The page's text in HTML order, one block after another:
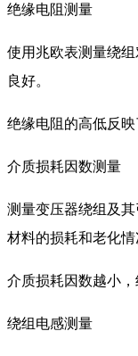
绝缘电阻测量
使用兆欧表测量绕
良好。
绝缘电阻的高低反映
介质损耗因数测量
测量变压器绕组及
材料的损耗和老化情
介质损耗因数越小，
绕组电感测量